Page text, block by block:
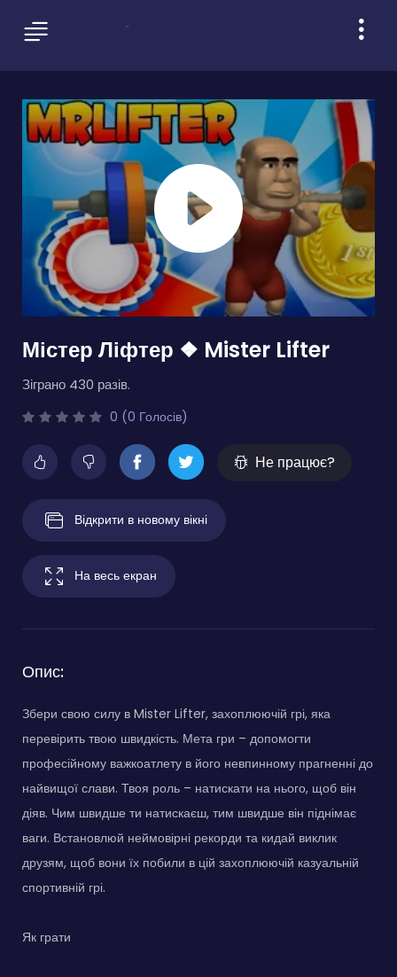
Містер Ліфтер ❖ Mister Lifter
Зіграно 430 разів.
0 (0 Голосів)
Не працює?
Відкрити в новому вікні
На весь екран
Опис:
Збери свою силу в Mister Lifter, захоплюючій грі, яка
перевірить твою швидкість. Мета гри – допомогти
професійному важкоатлету в його невпинному прагненні до
найвищої слави. Твоя роль – натискати на нього, щоб він
діяв. Чим швидше ти натискаєш, тим швидше він піднімає
ваги. Встановлюй неймовірні рекорди та кидай виклик
друзям, щоб вони їх побили в цій захоплюючій казуальній
спортивній грі.
Як грати